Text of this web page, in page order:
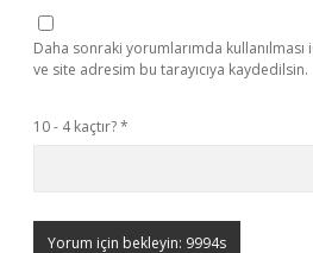
Daha sonraki yorumlarımda
ve site adresim bu tarayıcıya kaydedilsin.
10 - 4 kaçtır?*